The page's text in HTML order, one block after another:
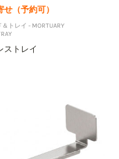
せ（予約可）
トレイ - MORTUARY
ストレイ